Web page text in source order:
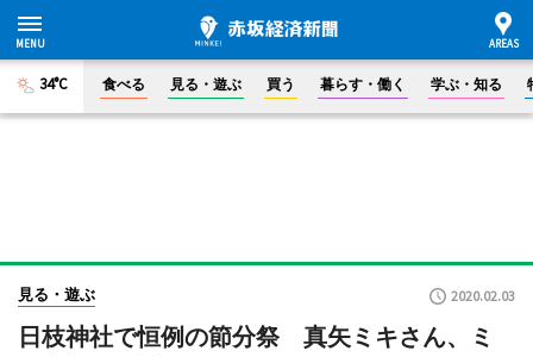
34°C 食べる 見る・遊ぶ 買う 暮らす・働く 学ぶ・知る
見る・遊ぶ 2020.02.03
日枝神社で恒例の節分祭 真矢ミキさん、ミ